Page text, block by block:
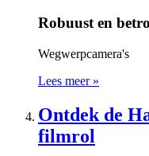
Robuust en
Wegwerpcamera's
Lees meer »
Ontdek de
filmrol